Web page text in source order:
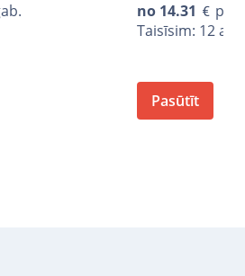
no 14.31
par
Taisīsim: 12
Pasūtīt